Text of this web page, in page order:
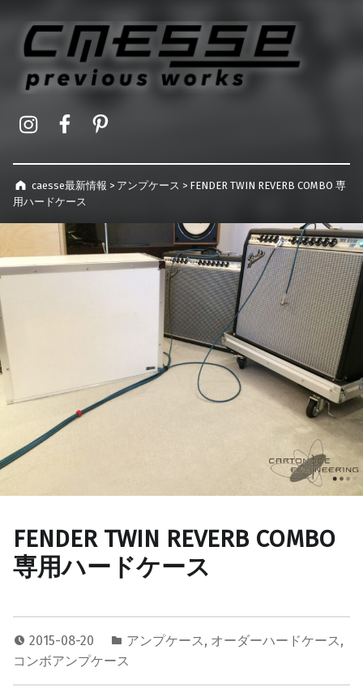
caesse最新情報 > アンプケース > FENDER TWIN REVERB COMBO 専
用ハードケース
FENDER TWIN REVERB COMBO
専用ハードケース
2015-08-20 アンプケース, オーダーハードケース,
コンボアンプケース